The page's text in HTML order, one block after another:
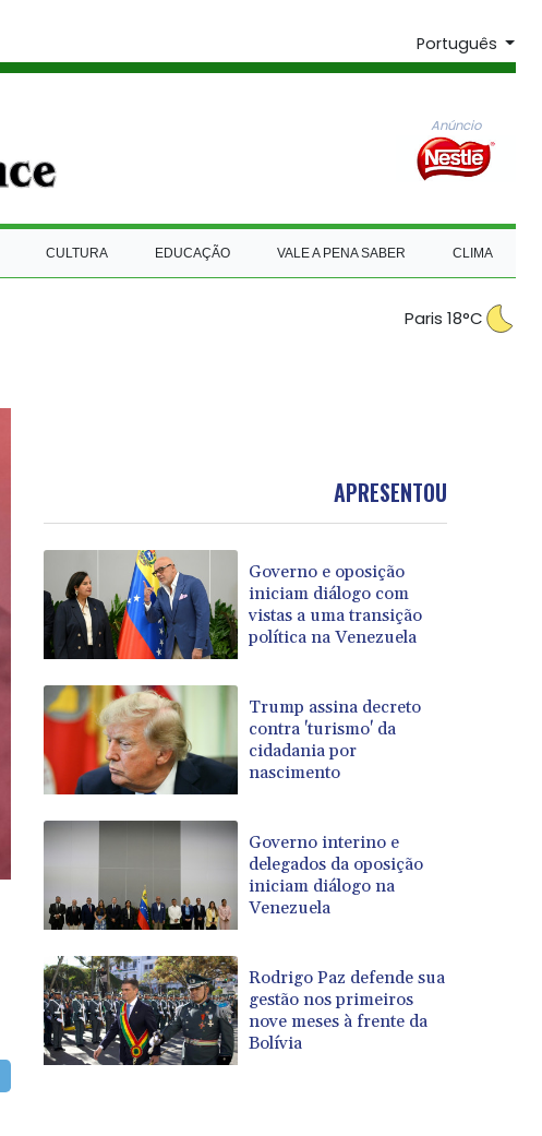
Português
Anúncio
CULTURA EDUCAÇÃO VALE A PENA SABER CLIMA
Paris 18°C
APRESENTOU
Governo e oposição
iniciam diálogo com
vistas a uma transição
política na Venezuela
Trump assina decreto
contra 'turismo' da
cidadania por
nascimento
Governo interino e
delegados da oposição
iniciam diálogo na
Venezuela
Rodrigo Paz defende sua
gestão nos primeiros
nove meses à frente da
Bolívia